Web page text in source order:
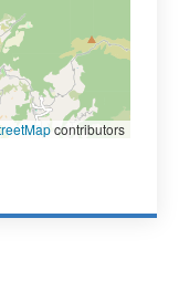
contributors